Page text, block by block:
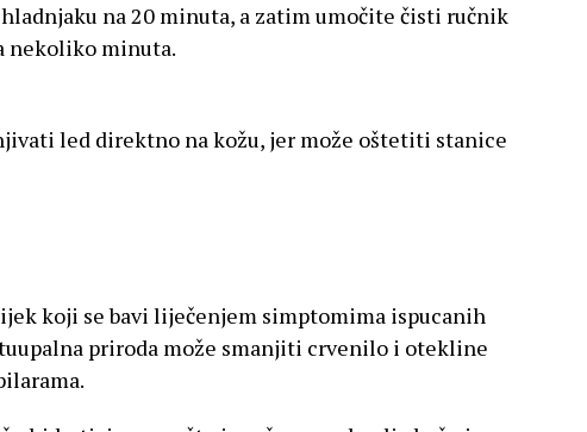
na 20 minuta, a zatim umočite čisti ručnik
nekoliko minuta.
led direktno na kožu, jer može oštetiti stanice
koji se bavi liječenjem simptomima ispucanih
priroda može smanjiti crvenilo i otekline